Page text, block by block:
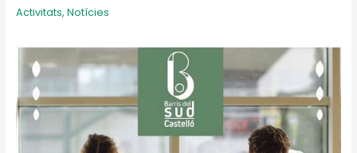
Activitats, Notícies